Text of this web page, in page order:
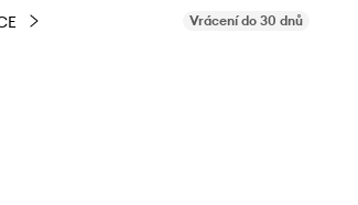
Vrácení do 30 dnů